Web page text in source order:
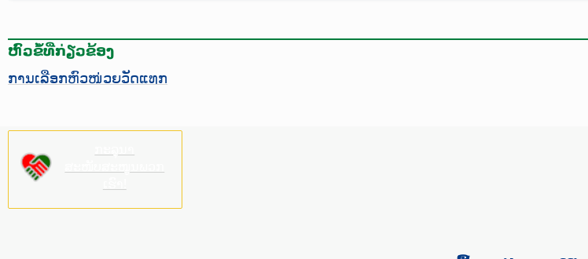
ຫົວຂໍ້ທີ່ກ່ຽວຂ້ອງ
ການເລືອກຫົວໜ່ວຍວັດແທກ